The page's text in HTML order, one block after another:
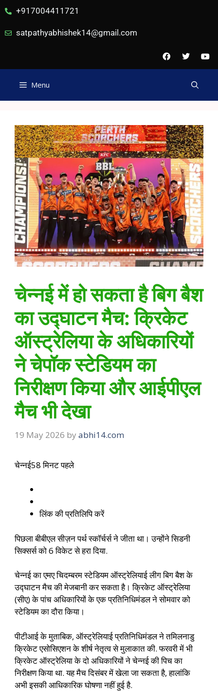
+917004411721
satpathyabhishek14@gmail.com
Menu
चेन्नई में हो सकता है बिग बैश
का उद्घाटन मैच: क्रिकेट
ऑस्ट्रेलिया के अधिकारियों
ने चेपॉक स्टेडियम का
निरीक्षण किया और आईपीएल
मैच भी देखा
19 May 2026 by abhi14.com
चेन्नई58 मिनट पहले
लिंक की प्रतिलिपि करें
पिछला बीबीएल सीज़न पर्थ स्कॉर्चर्स ने जीता था। उन्होंने सिडनी
सिक्सर्स को 6 विकेट से हरा दिया.
चेन्नई का एमए चिदम्बरम स्टेडियम ऑस्ट्रेलियाई लीग बिग बैश के
उद्घाटन मैच की मेजबानी कर सकता है। क्रिकेट ऑस्ट्रेलिया
(सीए) के पांच अधिकारियों के एक प्रतिनिधिमंडल ने सोमवार को
स्टेडियम का दौरा किया।
पीटीआई के मुताबिक, ऑस्ट्रेलियाई प्रतिनिधिमंडल ने तमिलनाडु
क्रिकेट एसोसिएशन के शीर्ष नेतृत्व से मुलाकात की. फरवरी में भी
क्रिकेट ऑस्ट्रेलिया के दो अधिकारियों ने चेन्नई की पिच का
निरीक्षण किया था. यह मैच दिसंबर में खेला जा सकता है, हालांकि
अभी इसकी आधिकारिक घोषणा नहीं हुई है.